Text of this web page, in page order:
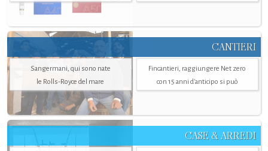
CANTIERI
Sangermani, qui sono nate
le Rolls-Royce del mare
Fincantieri, raggiungere Net zero
con 15 anni d'anticipo si può
CASE & ARREDI